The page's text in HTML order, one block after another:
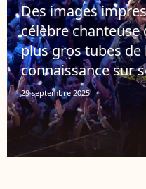
Des images
célèbre chanteuse
plus gros tubes de
connaissance sur
29 septembre 2025